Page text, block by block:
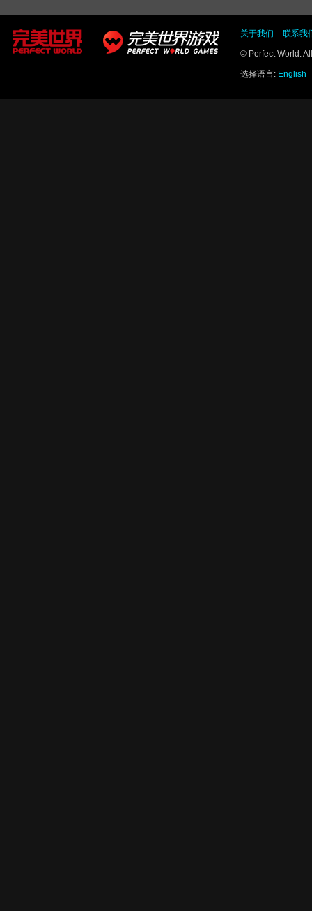
关于我们 联系我
© Perfect World.
选择语言: English